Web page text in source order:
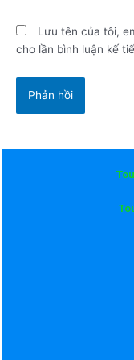
Lưu tên của tôi,
cho lần bình luận kế